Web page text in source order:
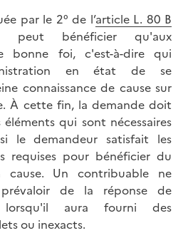
par le 2° de l’article L. 80 B
bénéficier qu'aux
bonne foi, c'est-à-dire qui
en état de se
connaissance de cause sur
À cette fin, la demande doit
qui sont nécessaires
le demandeur satisfait les
requises pour bénéficier du
cause. Un contribuable ne
de la réponse de
lorsqu'il aura fourni des
ou inexacts.